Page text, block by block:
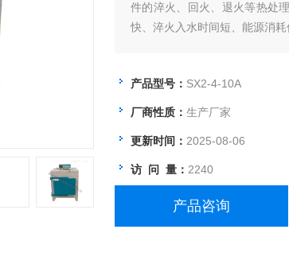
件的淬火、回火、退火等热处
快、淬火入水时间短、能源消耗
产品型号： SX2-4-10A
厂商性质： 生产厂家
更新时间： 2025-08-06
访 问 量： 2240
产品咨询